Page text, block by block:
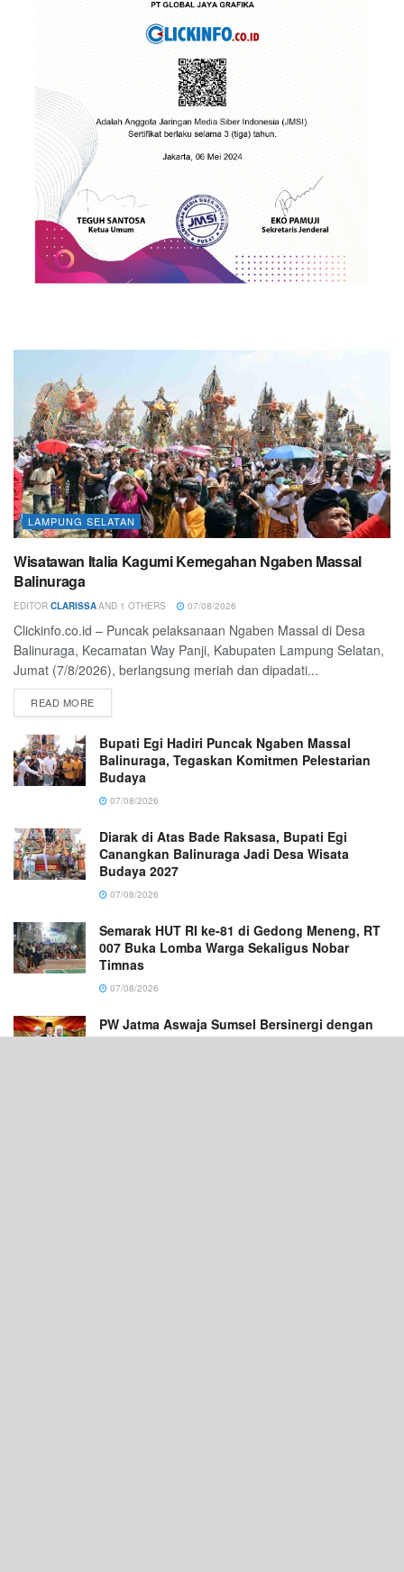
LAMPUNG SELATAN
Wisatawan Italia Kagumi Kemegahan Ngaben Massal
Balinuraga
EDITOR CLARISSAAND 1 OTHERS 07/08/2026
Clickinfo.co.id – Puncak pelaksanaan Ngaben Massal di Desa
Balinuraga, Kecamatan Way Panji, Kabupaten Lampung Selatan,
Jumat (7/8/2026), berlangsung meriah dan dipadati...
READ MORE
Bupati Egi Hadiri Puncak Ngaben Massal
Balinuraga, Tegaskan Komitmen Pelestarian
Budaya
07/08/2026
Diarak di Atas Bade Raksasa, Bupati Egi
Canangkan Balinuraga Jadi Desa Wisata
Budaya 2027
07/08/2026
Semarak HUT RI ke-81 di Gedong Meneng, RT
007 Buka Lomba Warga Sekaligus Nobar
Timnas
07/08/2026
PW Jatma Aswaja Sumsel Bersinergi dengan
Ponpes Sabilul Hasanah Ikuti Zikir